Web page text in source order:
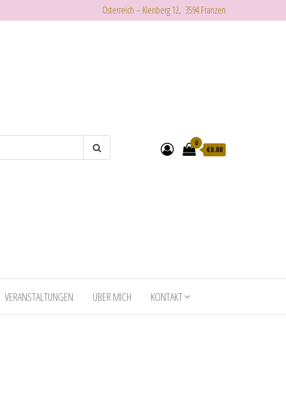
Österreich – Kienberg 12, 3594 Franzen
0
€0.00
VERANSTALTUNGEN ÜBER MICH KONTAKT